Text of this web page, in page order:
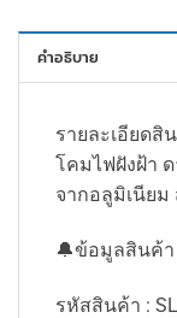
คำอธิบาย
รายละเอียดสิ
โคมไฟฝังฝ้า
จากอลูมิเนีย
🔔ข้อมูลสินค้า
รหัสสินค้า :